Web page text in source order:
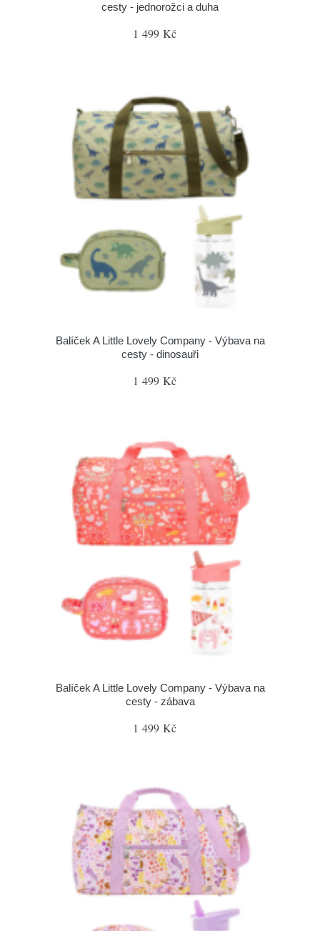
cesty - jednorožci a duha
1 499 Kč
Balíček A Little Lovely Company - Výbava na
cesty - dinosauři
1 499 Kč
Balíček A Little Lovely Company - Výbava na
cesty - zábava
1 499 Kč